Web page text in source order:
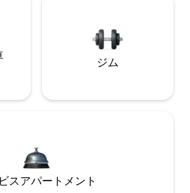
ジム
スアパートメント